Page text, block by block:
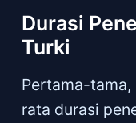
Durasi
Turki
Pertama-
rata durasi